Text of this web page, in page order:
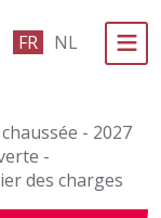
FR NL
- 2027
-
des charges